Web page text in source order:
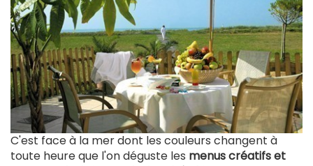
C'est face à la mer dont les couleurs changent à
toute heure que l'on déguste les menus créatifs et